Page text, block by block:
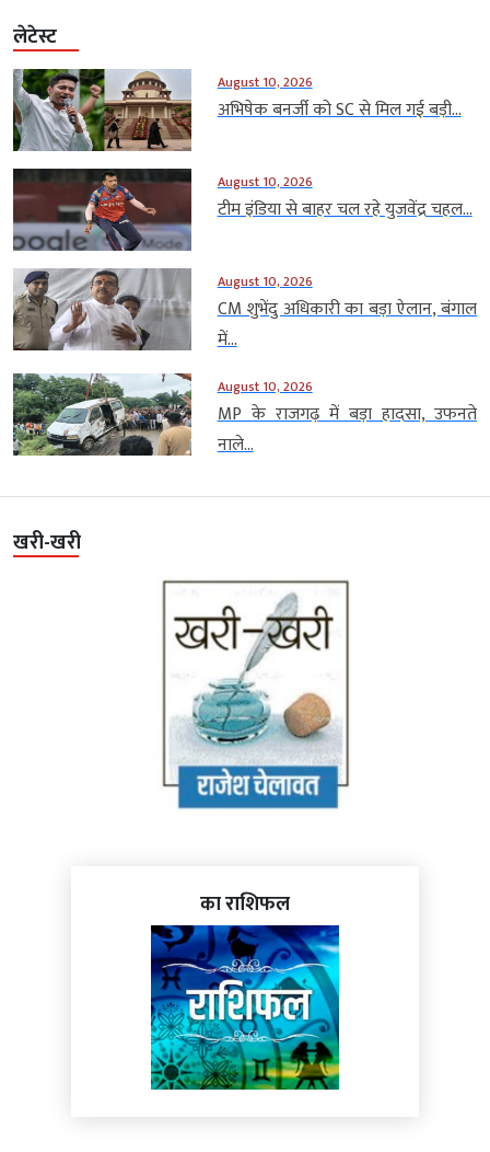
लेटेस्ट
August 10, 2026
अभिषेक बनर्जी को SC से मिल गई बड़ी...
August 10, 2026
टीम इंडिया से बाहर चल रहे युजवेंद्र चहल...
August 10, 2026
CM शुभेंदु अधिकारी का बड़ा ऐलान, बंगाल
में...
August 10, 2026
MP के राजगढ़ में बड़ा हादसा, उफनते
नाले...
खरी-खरी
का राशिफल